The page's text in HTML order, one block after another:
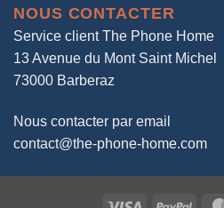
NOUS CONTACTER
Service client The Phone Home
13 Avenue du Mont Saint Michel
73000 Barberaz
Nous contacter par email
contact@the-phone-home.com